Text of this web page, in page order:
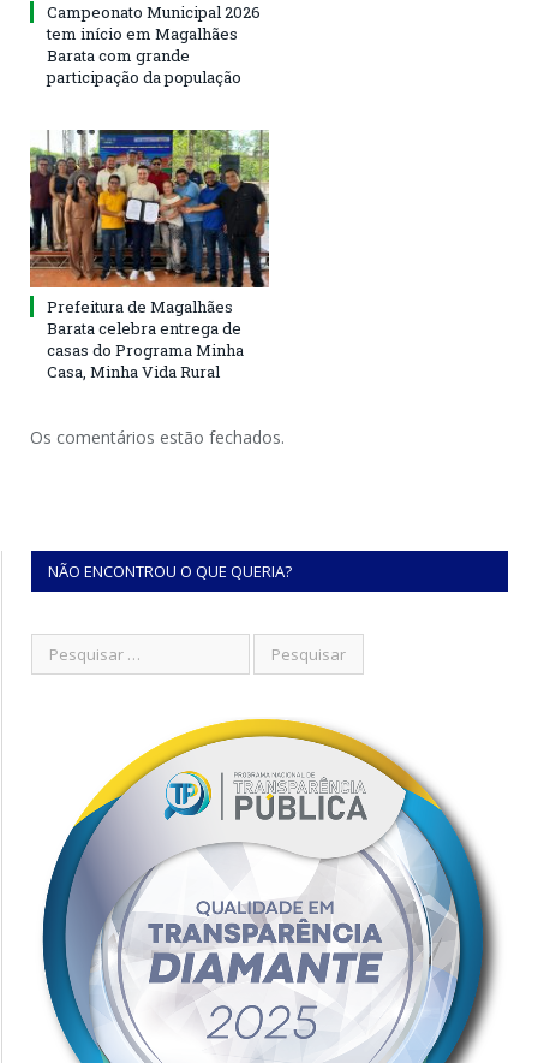
Campeonato Municipal 2026
tem início em Magalhães
Barata com grande
participação da população
Prefeitura de Magalhães
Barata celebra entrega de
casas do Programa Minha
Casa, Minha Vida Rural
Os comentários estão fechados.
NÃO ENCONTROU O QUE QUERIA?